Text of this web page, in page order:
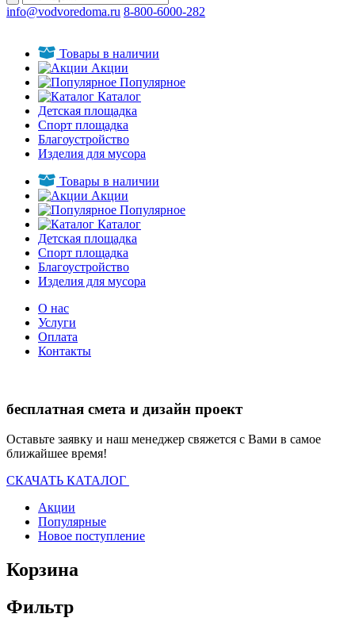
info@vodvoredoma.ru 8-800-6000-282
Товары в наличии
Акции
Популярное
Каталог
Детская площадка
Спорт площадка
Благоустройство
Изделия для мусора
Товары в наличии
Акции
Популярное
Каталог
Детская площадка
Спорт площадка
Благоустройство
Изделия для мусора
О нас
Услуги
Оплата
Контакты
бесплатная смета и дизайн проект
Оставьте заявку и наш менеджер свяжется с Вами в самое
ближайшее время!
СКАЧАТЬ КАТАЛОГ
Акции
Популярные
Новое поступление
Корзина
Фильтр